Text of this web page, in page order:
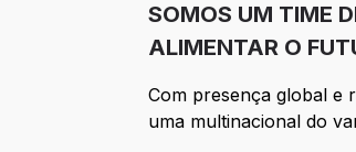
SOMOS UM TIME
ALIMENTAR O
Com presença global e
uma multinacional do